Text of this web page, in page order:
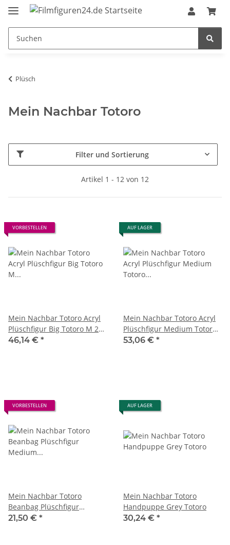
Plüsch
Mein Nachbar Totoro
Filter und Sortierung
Artikel 1 - 12 von 12
VORBESTELLEN
Mein Nachbar Totoro Acryl
Plüschfigur Big Totoro M 26
cm
46,14 € *
AUF LAGER
Mein Nachbar Totoro Acryl
Plüschfigur Medium Totoro
M 24 cm
53,06 € *
VORBESTELLEN
Mein Nachbar Totoro
Beanbag Plüschfigur
Medium Totoro 10 cm
21,50 € *
AUF LAGER
Mein Nachbar Totoro
Handpuppe Grey Totoro
30,24 € *